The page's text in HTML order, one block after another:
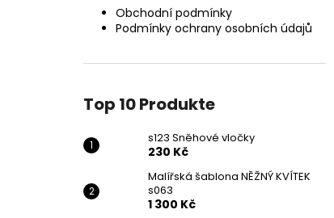
Obchodní podmínky
Podmínky ochrany osobních údajů
Top 10 Produkte
s123 Sněhové vločky
230 Kč
Malířská šablona NĚŽNÝ KVÍTEK
s063
1 300 Kč